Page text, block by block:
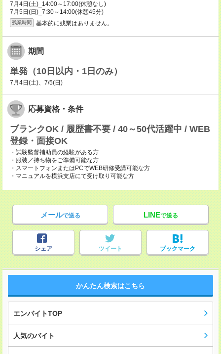
7月4日(土)_14:00～17:00(休憩なし)
7月5日(日)_7:30～14:00(休憩45分)
残業時間 基本的に残業はありません。
期間
単発（10日以内・1日のみ）
7月4日(土)、7/5(日)
応募資格・条件
ブランクOK / 履歴書不要 / 40～50代活躍中 / WEB
登録・面接OK
・試験監督補助員の経験がある方
・服装／持ち物をご準備可能な方
・スマートフォンまたはPCでWEB研修受講可能な方
・マニュアルを横浜支店にて受け取り可能な方
メールで送る LINEで送る
シェア ツイート ブックマーク
かんたん検索はこちら
エンバイトTOP
人気のバイト